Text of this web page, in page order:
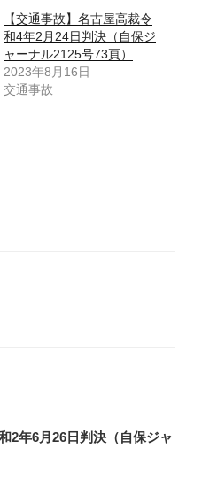
【交通事故】名古屋高裁令
和4年2月24日判決（自保ジ
ャーナル2125号73頁）
2023年8月16日
交通事故
2年6月26日判決（自保ジャ